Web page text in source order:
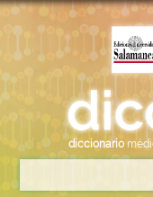
diccionario